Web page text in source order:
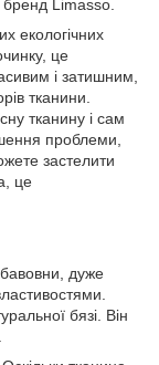
бренд Limasso.
екологічних
це
і затишним,
тканини.
тканину і сам
проблеми,
застелити
це
дуже
бязі. Він